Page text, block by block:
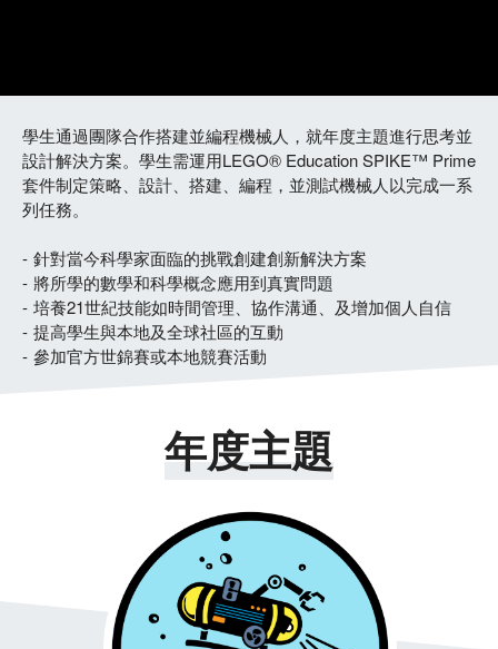
學生通過團隊合作搭建並編程機械人，就年度主題進行思考並
設計解決方案。學生需運用LEGO® Education SPIKE™ Prime
套件制定策略、設計、搭建、編程，並測試機械人以完成一系
列任務。
針對當今科學家面臨的挑戰創建創新解決方案
將所學的數學和科學概念應用到真實問題
培養21世紀技能如時間管理、協作溝通、及增加個人自信
提高學生與本地及全球社區的互動
參加官方世錦賽或本地競賽活動
年度主題